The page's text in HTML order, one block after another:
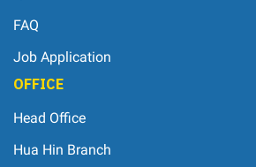
FAQ
Job Application
OFFICE
Head Office
Hua Hin Branch